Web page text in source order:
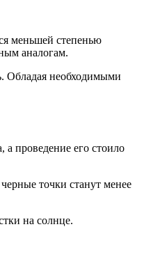
меньшей степенью
аналогам.
Обладая необходимыми
проведение его стоило
точки станут менее
на солнце.